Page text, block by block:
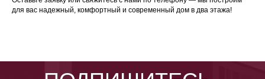
для вас надежный, комфортный и современный дом в два этажа!